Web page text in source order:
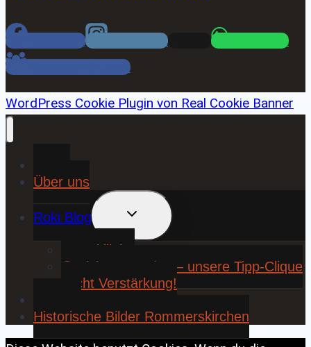
Facebook Instagram
WhatsApp
Facebook Gruppe
WordPress Cookie Plugin von Real Cookie Banner
Über uns
Roki Blog
UNTERMENÜ
UMSCHALTEN
❤️ Rokiliebe
⚽ KickStart 25/26 – unsere Tipp-Clique
sucht Verstärkung!
Historische Bilder Rommerskirchen